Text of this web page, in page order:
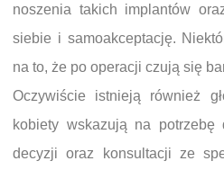
noszenia takich implantów
siebie i samoakceptację.
na to, że po operacji czują się
Oczywiście istnieją również
kobiety wskazują na potrzebę
decyzji oraz konsultacji ze